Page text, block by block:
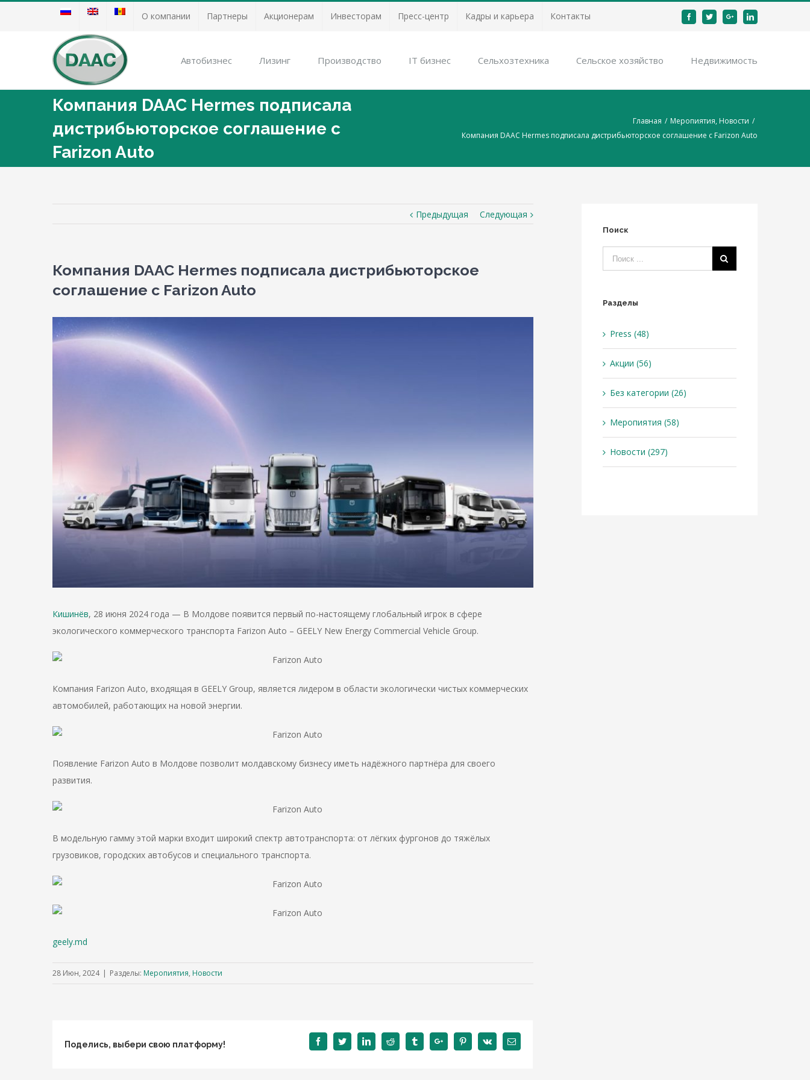
О компании Партнеры Акционерам Инвесторам Пресс-центр Кадры и карьера Контакты FacebookTwitterGoogle+Linkedin
Автобизнес Лизинг Производство IT бизнес Сельхозтехника Cельское хозяйство Недвижимость
Компания DAAC Hermes подписала
дистрибьюторское соглашение с
Farizon Auto
Главная / Меропиятия, Новости /
Компания DAAC Hermes подписала дистрибьюторское соглашение с Farizon Auto
Предыдущая Следующая
Компания DAAC Hermes подписала дистрибьюторское
соглашение с Farizon Auto
View
Larger
Кишинёв, 28 июня 2024 года — В Молдове появится первый по-настоящему глобальный игрок в сфере
экологического коммерческого транспорта Farizon Auto – GEELY New Energy Commercial Vehicle Group.
Компания Farizon Auto, входящая в GEELY Group, является лидером в области экологически чистых коммерческих
автомобилей, работающих на новой энергии.
Появление Farizon Auto в Молдове позволит молдавскому бизнесу иметь надёжного партнёра для своего
развития.
В модельную гамму этой марки входит широкий спектр автотранспорта: от лёгких фургонов до тяжёлых
грузовиков, городских автобусов и специального транспорта.
geely.md
28 Июн, 2024 | Разделы: Меропиятия, Новости
Поделись, выбери свою платформу! FacebookTwitterLinkedinReddit TumblrGoogle+ PinterestVk Email
Поиск
Разделы
Press (48)
Акции (56)
Без категории (26)
Меропиятия (58)
Новости (297)